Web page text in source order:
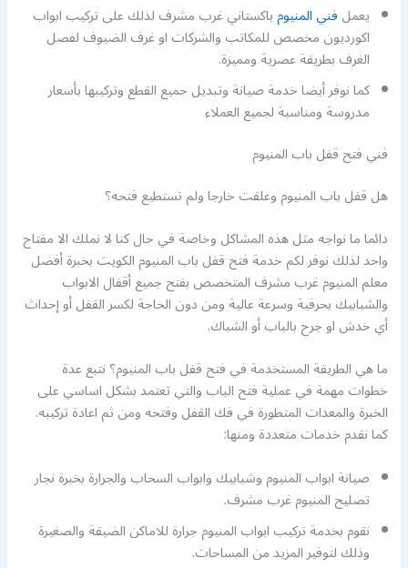
يعملفني المنيومباكستاني غرب مشرف لذلك على تركيب ابواب
اكورديون مخصص للمكاتب والشركات او غرف الضيوف لفصل
الغرف بطريقة عصرية ومميزة.
كما نوفر أيضا خدمة صيانة وتبديل جميع القطع وتركيبها بأسعار
مدروسة ومناسبة لجميع العملاء
فني فتح قفل باب المنيوم
هل قفل باب المنيوم وعلقت خارجا ولم تستطيع فتحه؟
دائما ما نواجه مثل هذه المشاكل وخاصة في حال كنا لا نملك الا مفتاح
واحد لذلك نوفر لكم خدمة فتح قفل باب المنيوم الكويت بخبرة أفضل
معلم المنيوم غرب مشرف المتخصص بفتح جميع أقفال الابواب
والشبابيك بحرفية وسرعة عالية ومن دون الحاجة لكسر القفل أو إحداث
أي خدش او جرح بالباب أو الشباك.
ما هي الطريقة المستخدمة في فتح قفل باب المنيوم؟ نتبع عدة
خطوات مهمة في عملية فتح الباب والتي تعتمد بشكل اساسي على
الخبرة والمعدات المتطورة في فك القفل وفتحه ومن ثم اعادة تركيبه.
كما نقدم خدمات متعددة ومنها:
صيانة ابواب المنيوم وشبابيك وابواب السحاب والجرارة بخبرة نجار
تصليح المنيوم غرب مشرف.
نقوم بخدمة تركيب ابواب المنيوم جرارة للاماكن الضيقة والصغيرة
وذلك لتوفير المزيد من المساحات.